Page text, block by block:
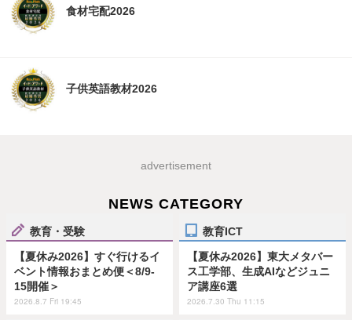
食材宅配2026
子供英語教材2026
advertisement
NEWS CATEGORY
教育・受験
【夏休み2026】すぐ行けるイ
ベント情報おまとめ便＜8/9-
15開催＞
2026.8.7 Fri 19:45
教育ICT
【夏休み2026】東大メタバー
ス工学部、生成AIなどジュニ
ア講座6選
2026.7.30 Thu 11:15